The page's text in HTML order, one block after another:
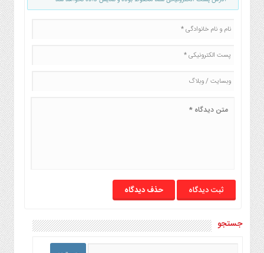
حذف دیدگاه
جستجو